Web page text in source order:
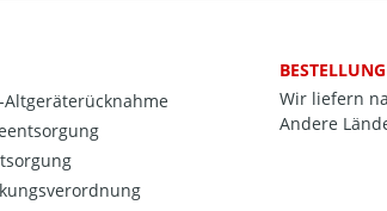
Altgeräterücknahme
Wir liefern
Andere